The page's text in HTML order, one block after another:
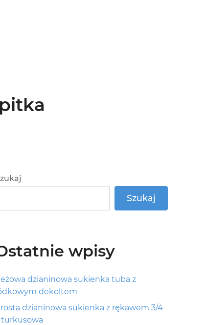
Szukaj
wpisy
dzianinowa sukienka tuba z
dekoltem
dzianinowa sukienka z rękawem 3/4
turkusowa